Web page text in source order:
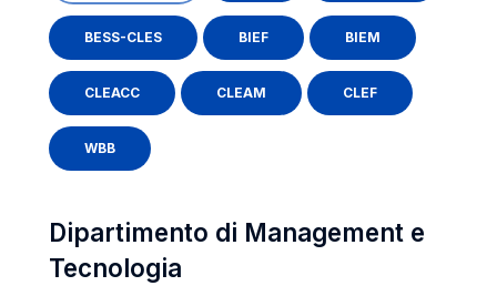
BESS-CLES BIEF BIEM
CLEACC CLEAM CLEF
WBB
Dipartimento di Management e
Tecnologia